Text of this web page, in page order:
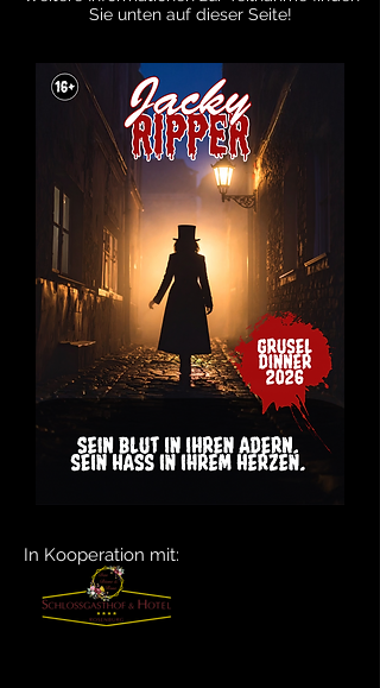
Sie unten auf dieser Seite!
In Kooperation mit: